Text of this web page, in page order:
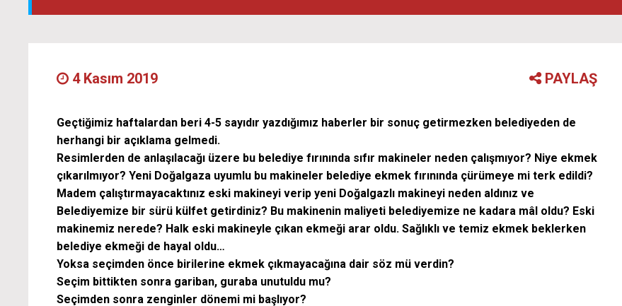
4 Kasım 2019 PAYLAŞ
Geçtiğimiz haftalardan beri 4-5 sayıdır yazdığımız haberler bir sonuç getirmezken belediyeden de
herhangi bir açıklama gelmedi.
Resimlerden de anlaşılacağı üzere bu belediye fırınında sıfır makineler neden çalışmıyor? Niye ekmek
çıkarılmıyor? Yeni Doğalgaza uyumlu bu makineler belediye ekmek fırınında çürümeye mi terk edildi?
Madem çalıştırmayacaktınız eski makineyi verip yeni Doğalgazlı makineyi neden aldınız ve
Belediyemize bir sürü külfet getirdiniz? Bu makinenin maliyeti belediyemize ne kadara mâl oldu? Eski
makinemiz nerede? Halk eski makineyle çıkan ekmeği arar oldu. Sağlıklı ve temiz ekmek beklerken
belediye ekmeği de hayal oldu…
Yoksa seçimden önce birilerine ekmek çıkmayacağına dair söz mü verdin?
Seçim bittikten sonra gariban, guraba unutuldu mu?
Seçimden sonra zenginler dönemi mi başlıyor?